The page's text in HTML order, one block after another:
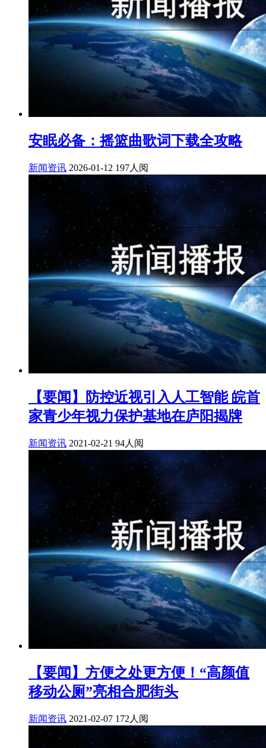
安眠必备：摇篮曲歌词下载全攻略
新闻资讯 2026-01-12 197人阅
【要闻】防控近视引入人工智能 皖首
家青少年视力保护基地在庐阳揭牌
新闻资讯 2021-02-21 94人阅
【要闻】方便之处更方便！“高颜值
移动公厕”亮相合肥街头
新闻资讯 2021-02-07 172人阅